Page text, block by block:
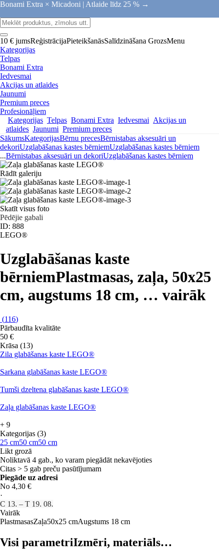
Bonami Extra × Micadoni | Atlaide līdz 25 % →
10 € jumsReģistrācijaPieteikšanāsSalīdzināšana GrozsMenu
Kategorijas
Telpas
Bonami Extra
Iedvesmai
Akcijas un atlaides
Jaunumi
Premium preces
Profesionāļiem
Kategorijas Telpas Bonami Extra Iedvesmai Akcijas un
atlaides Jaunumi Premium preces
SākumsKategorijasBērnu precesBērnistabas aksesuāri un
dekoriUzglabāšanas kastes bērniemUzglabāšanas kastes bērniem
...Bērnistabas aksesuāri un dekoriUzglabāšanas kastes bērniem
Rādīt galeriju
Skatīt visus foto
Pēdējie gabali
ID: 888
LEGO®
Uzglabāšanas kaste
bērniemPlastmasas, zaļa, 50x25
cm, augstums 18 cm, … vairāk
(116)
Pārbaudīta kvalitāte
50 €
Krāsa (13)
Zila glabāšanas kaste LEGO®
Sarkana glabāšanas kaste LEGO®
Tumši dzeltena glabāšanas kaste LEGO®
Zaļa glabāšanas kaste LEGO®
+ 9
Kategorijas (3)
25 cm50 cm50 cm
Likt grozā
Noliktavā 4 gab., ko varam piegādāt nekavējoties
Citas > 5 gab preču pasūtījumam
Piegāde uz adresi
No 4,30 €
·
C 13. – T 19. 08.
Vairāk
PlastmasasZaļa50x25 cmAugstums 18 cm
Visi parametriIzmēri, materiāls…